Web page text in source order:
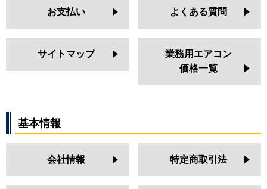
お支払い よくある質問
サイトマップ
業務用エアコン
価格一覧
基本情報
会社情報 特定商取引法